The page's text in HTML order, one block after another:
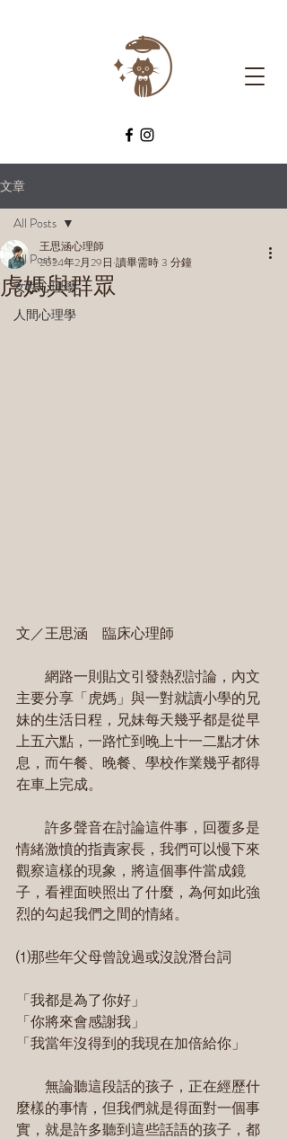
文章
All Posts
女性心理學
人間心理學
All Posts
虎媽與群眾
王思涵心理師
2024年2月29日 讀畢需時 3 分鐘
文／王思涵　臨床心理師
網路一則貼文引發熱烈討論，內文
主要分享「虎媽」與一對就讀小學的兄
妹的生活日程，兄妹每天幾乎都是從早
上五六點，一路忙到晚上十一二點才休
息，而午餐、晚餐、學校作業幾乎都得
在車上完成。
許多聲音在討論這件事，回覆多是
情緒激憤的指責家長，我們可以慢下來
觀察這樣的現象，將這個事件當成鏡
子，看裡面映照出了什麼，為何如此強
烈的勾起我們之間的情緒。
⑴那些年父母曾說過或沒說潛台詞
「我都是為了你好」
「你將來會感謝我」
「我當年沒得到的我現在加倍給你」
無論聽這段話的孩子，正在經歷什
麼樣的事情，但我們就是得面對一個事
實，就是許多聽到這些話語的孩子，都